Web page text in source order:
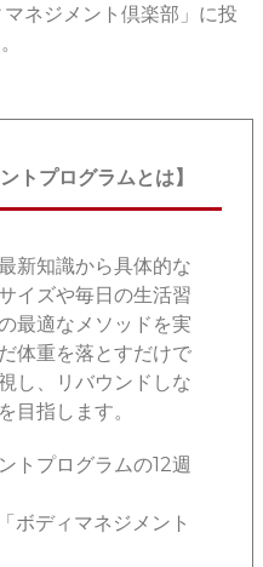
ネジメント倶楽部」に投
トプログラムとは】
新知識から具体的な
イズや毎日の生活習
最適なメソッドを実
体重を落とすだけで
し、リバウンドしな
目指します。
トプログラムの12週
ボディマネジメント